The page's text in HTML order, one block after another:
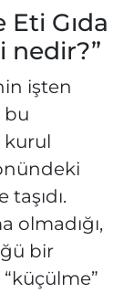
Gıda
nedir?”
işten
bu
kurul
olmadığı,
bir